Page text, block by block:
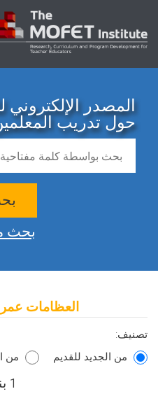
المصدر الإلكتروني
حول تدريب
بحث
العظامات
تصنيف:
من الجديد للقديم
من
1 بنود